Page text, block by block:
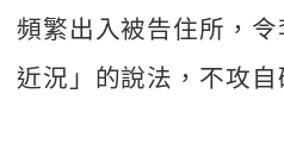
頻繁出入被告住所，
近況」的說法，不攻自